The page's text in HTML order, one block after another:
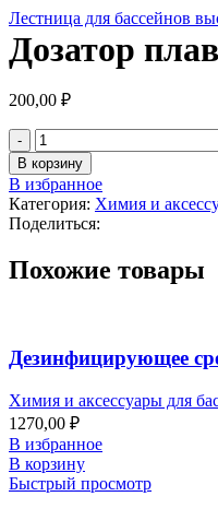
Лестница для бассейнов
Дозатор
200,00 ₽
Количество
товара
Дозатор
плавающий
маленький
29040
В корзину
В избранное
Категория: Химия и
Поделиться:
Похожие товары
Дезинфицирующее
Химия и аксессуары для
1270,00 ₽
В избранное
В корзину
Быстрый просмотр